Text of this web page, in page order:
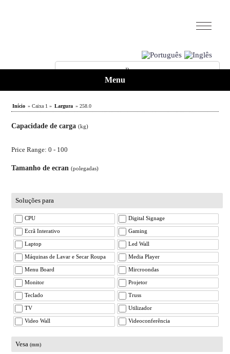
Menu
Início » Caixa 1 » Largura » 258.0
Capacidade de carga(kg)
Price Range: 0 - 100
Tamanho de ecran(polegadas)
Soluções para
CPU Digital Signage
Ecrã Interativo Gaming
Laptop Led Wall
Máquinas de Lavar e Secar Roupa Media Player
Menu Board Mircroondas
Monitor Projetor
Teclado Truss
TV Utilizador
Video Wall Videoconferência
Vesa (mm)